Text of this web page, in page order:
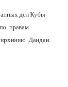
дел Кубы
правам
Дандан.